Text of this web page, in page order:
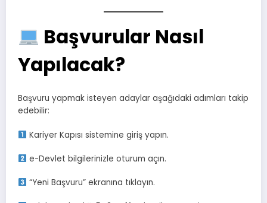
Başvurular Nasıl
Yapılacak?
Başvuru yapmak isteyen adaylar aşağıdaki adımları takip
edebilir:
Kariyer Kapısı sistemine giriş yapın.
e-Devlet bilgilerinizle oturum açın.
“Yeni Başvuru” ekranına tıklayın.